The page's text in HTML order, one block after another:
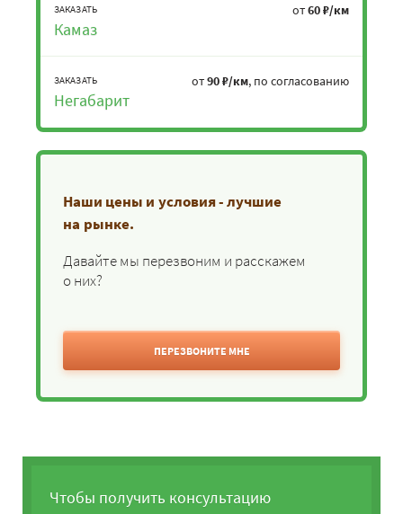
ЗАКАЗАТЬ
Камаз
от60 ₽/км
ЗАКАЗАТЬ
Негабарит
от90 ₽/км, по согласованию
Наши цены и условия - лучшие
на рынке.
Давайте мы перезвоним и расскажем
о них?
ПЕРЕЗВОНИТЕ МНЕ
Чтобы получить консультацию